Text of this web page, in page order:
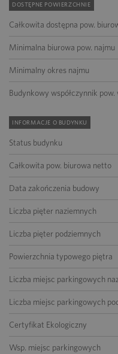
DOSTĘPNE POWIERZCHNIE
Całkowita dostępna pow.
Minimalna biurowa pow. najmu
Minimalny okres najmu
Budynkowy współczynnik pow.
INFORMACJE O BUDYNKU
Status budynku
Całkowita pow. biurowa netto
Data zakończenia budowy
Liczba pięter naziemnych
Liczba pięter podziemnych
Powierzchnia typowego piętra
Liczba miejsc parkingowych
Liczba miejsc parkingowych
Certyfikat Ekologiczny
Wsp. miejsc parkingowych